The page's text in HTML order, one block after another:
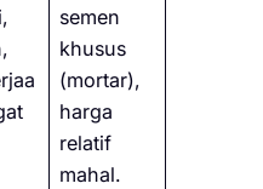
semen
khusus
(mortar),
harga
relatif
mahal.